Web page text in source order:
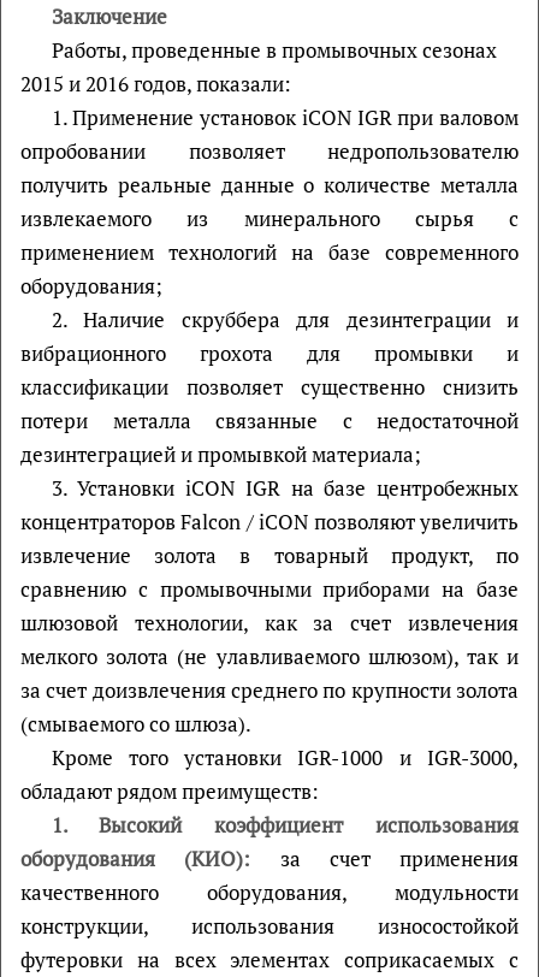
Заключение
Работы, проведенные в промывочных сезонах
2015 и 2016 годов, показали:
1. Применение установок iCON IGR при валовом
опробовании позволяет недропользователю
получить реальные данные о количестве металла
извлекаемого из минерального сырья с
применением технологий на базе современного
оборудования;
2. Наличие скруббера для дезинтеграции и
вибрационного грохота для промывки и
классификации позволяет существенно снизить
потери металла связанные с недостаточной
дезинтеграцией и промывкой материала;
3. Установки iCON IGR на базе центробежных
концентраторов Falcon / iCON позволяют увеличить
извлечение золота в товарный продукт, по
сравнению с промывочными приборами на базе
шлюзовой технологии, как за счет извлечения
мелкого золота (не улавливаемого шлюзом), так и
за счет доизвлечения среднего по крупности золота
(смываемого со шлюза).
Кроме того установки IGR-1000 и IGR-3000,
обладают рядом преимуществ:
1. Высокий коэффициент использования
оборудования (КИО): за счет применения
качественного оборудования, модульности
конструкции, использования износостойкой
футеровки на всех элементах соприкасаемых с